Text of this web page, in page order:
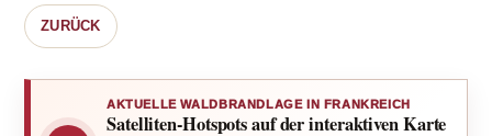
ZURÜCK
AKTUELLE WALDBRANDLAGE IN FRANKREICH
Satelliten-Hotspots auf der interaktiven Karte